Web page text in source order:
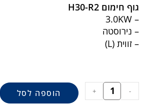
גוף חימום H30-R2
– 3.0KW
– נירוסטה
– זווית (L)
-
+ הוספה לסל